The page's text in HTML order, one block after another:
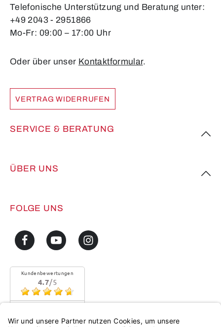
Telefonische Unterstützung und Beratung unter:
+49 2043 - 2951866
Mo-Fr: 09:00 – 17:00 Uhr
Oder über unser Kontaktformular.
VERTRAG WIDERRUFEN
SERVICE & BERATUNG
ÜBER UNS
FOLGE UNS
Kundenbewertungen
4.7/5